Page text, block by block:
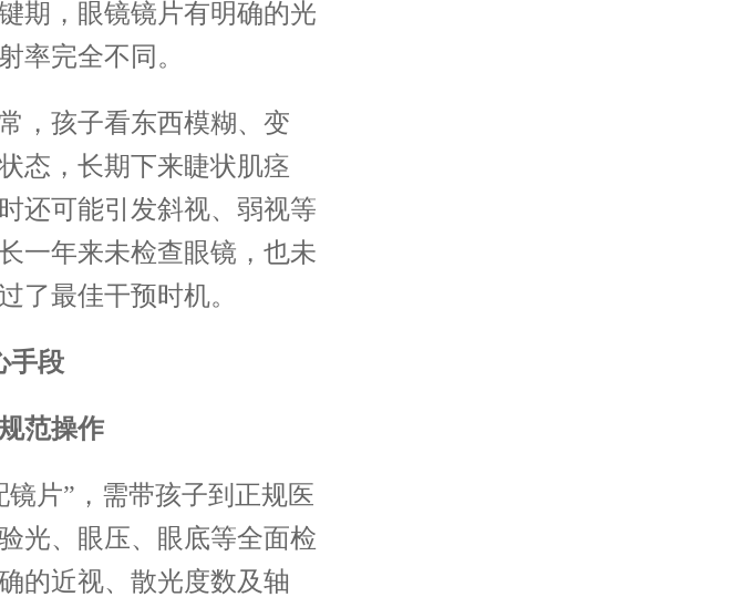
期，眼镜镜片有明确的光
率完全不同。
孩子看东西模糊、变
态，长期下来睫状肌痉
还可能引发斜视、弱视等
一年来未检查眼镜，也未
了最佳干预时机。
段
范操作
片”，需带孩子到正规医
光、眼压、眼底等全面检
的近视、散光度数及轴